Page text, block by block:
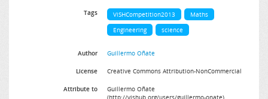
Tags ViSHCompetition2013
Maths
Engineering
science
Author Guillermo Oñate
License Creative Commons Attribution-NonCommercial
Attribute to
Guillermo Oñate